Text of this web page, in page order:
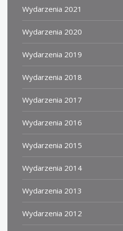
Wydarzenia 2021
Wydarzenia 2020
Wydarzenia 2019
Wydarzenia 2018
Wydarzenia 2017
Wydarzenia 2016
Wydarzenia 2015
Wydarzenia 2014
Wydarzenia 2013
Wydarzenia 2012